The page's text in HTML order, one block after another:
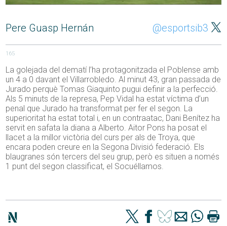
Pere Guasp Hernán @esportsib3
165
La golejada del dematí l’ha protagonitzada el Poblense amb
un 4 a 0 davant el Villarrobledo. Al minut 43, gran passada de
Jurado perquè Tomas Giaquinto pugui definir a la perfecció.
Als 5 minuts de la represa, Pep Vidal ha estat víctima d’un
penal que Jurado ha transformat per fer el segon. La
superioritat ha estat total i, en un contraatac, Dani Benítez ha
servit en safata la diana a Alberto. Aitor Pons ha posat el
llacet a la millor victòria del curs per als de Troya, que
encara poden creure en la Segona Divisió federació. Els
blaugranes són tercers del seu grup, però es situen a només
1 punt del segon classificat, el Socuéllamos.